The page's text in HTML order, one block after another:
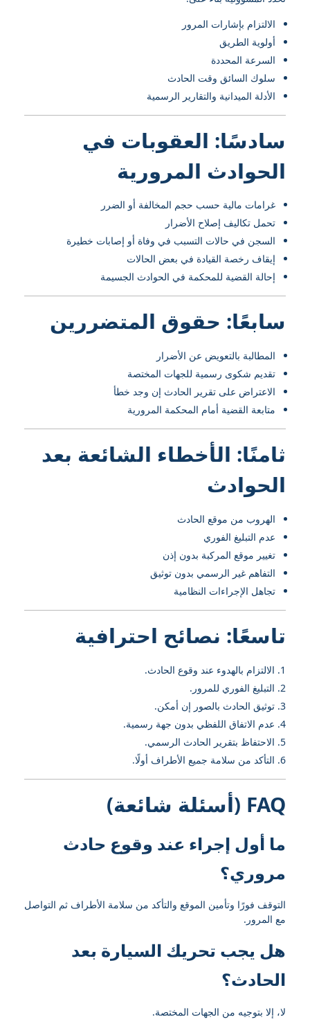
الالتزام بإشارات المرور
أولوية الطريق
السرعة المحددة
سلوك السائق وقت الحادث
الأدلة الميدانية والتقارير الرسمية
سادسًا: العقوبات في
الحوادث المرورية
غرامات مالية حسب حجم المخالفة أو الضرر
تحمل تكاليف إصلاح الأضرار
السجن في حالات التسبب في وفاة أو إصابات خطيرة
إيقاف رخصة القيادة في بعض الحالات
إحالة القضية للمحكمة في الحوادث الجسيمة
سابعًا: حقوق المتضررين
المطالبة بالتعويض عن الأضرار
تقديم شكوى رسمية للجهات المختصة
الاعتراض على تقرير الحادث إن وجد خطأ
متابعة القضية أمام المحكمة المرورية
ثامنًا: الأخطاء الشائعة بعد
الحوادث
الهروب من موقع الحادث
عدم التبليغ الفوري
تغيير موقع المركبة بدون إذن
التفاهم غير الرسمي بدون توثيق
تجاهل الإجراءات النظامية
تاسعًا: نصائح احترافية
الالتزام بالهدوء عند وقوع الحادث.
التبليغ الفوري للمرور.
توثيق الحادث بالصور إن أمكن.
عدم الاتفاق اللفظي بدون جهة رسمية.
الاحتفاظ بتقرير الحادث الرسمي.
التأكد من سلامة جميع الأطراف أولًا.
FAQ (أسئلة شائعة)
ما أول إجراء عند وقوع حادث
مروري؟
التوقف فورًا وتأمين الموقع والتأكد من سلامة الأطراف ثم التواصل
مع المرور.
هل يجب تحريك السيارة بعد
الحادث؟
لا، إلا بتوجيه من الجهات المختصة.